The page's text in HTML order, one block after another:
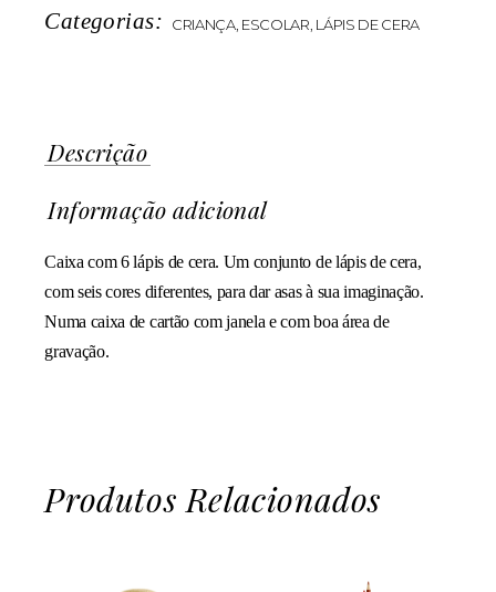
Categorias: CRIANÇA, ESCOLAR, LÁPIS DE CERA
Descrição
Informação adicional
Caixa com 6 lápis de cera. Um conjunto de lápis de cera,
com seis cores diferentes, para dar asas à sua imaginação.
Numa caixa de cartão com janela e com boa área de
gravação.
Produtos Relacionados